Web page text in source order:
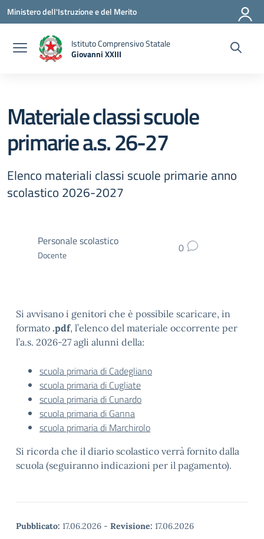
Vai ai contenuti
Vai al menu di navigazione
Vai al footer
Ministero dell'Istruzione e del Merito
Istituto Comprensivo Statale
Giovanni XXIII
Materiale classi scuole
primarie a.s. 26-27
Elenco materiali classi scuole primarie anno
scolastico 2026-2027
Personale scolastico
Docente 0
Si avvisano i genitori che è possibile scaricare, in
formato .pdf, l’elenco del materiale occorrente per
l’a.s. 2026-27 agli alunni della:
scuola primaria di Cadegliano
scuola primaria di Cugliate
scuola primaria di Cunardo
scuola primaria di Ganna
scuola primaria di Marchirolo
Si ricorda che il diario scolastico verrà fornito dalla
scuola (seguiranno indicazioni per il pagamento).
Pubblicato: 17.06.2026 - Revisione: 17.06.2026